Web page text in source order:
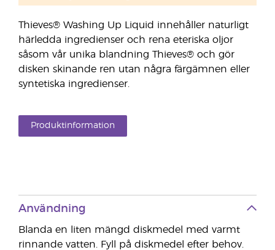
Thieves® Washing Up Liquid innehåller naturligt
härledda ingredienser och rena eteriska oljor
såsom vår unika blandning Thieves® och gör
disken skinande ren utan några färgämnen eller
syntetiska ingredienser.
Produktinformation
Användning
Blanda en liten mängd diskmedel med varmt
rinnande vatten. Fyll på diskmedel efter behov.